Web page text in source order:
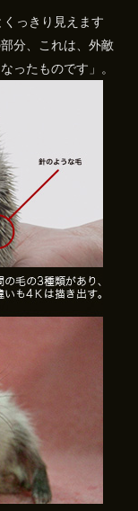
くっきり見えます
分、これは、外敵
ったものです」。